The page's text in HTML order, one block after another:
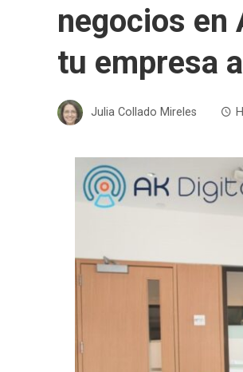
negocios en
tu empresa
Julia Collado Mireles